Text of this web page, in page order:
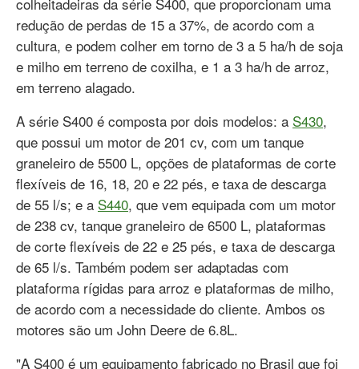
redução de perdas de 15 a 37%, de acordo com a
cultura, e podem colher em torno de 3 a 5 ha/h de soja
e milho em terreno de coxilha, e 1 a 3 ha/h de arroz,
em terreno alagado.
A série S400 é composta por dois modelos: a S430,
que possui um motor de 201 cv, com um tanque
graneleiro de 5500 L, opções de plataformas de corte
flexíveis de 16, 18, 20 e 22 pés, e taxa de descarga
de 55 l/s; e a S440, que vem equipada com um motor
de 238 cv, tanque graneleiro de 6500 L, plataformas
de corte flexíveis de 22 e 25 pés, e taxa de descarga
de 65 l/s. Também podem ser adaptadas com
plataforma rígidas para arroz e plataformas de milho,
de acordo com a necessidade do cliente. Ambos os
motores são um John Deere de 6.8L.
"A S400 é um equipamento fabricado no Brasil que foi